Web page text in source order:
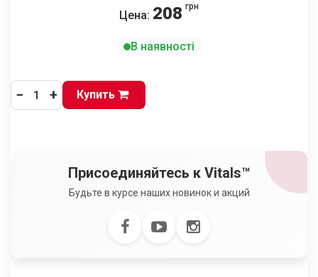
Цена: 208 грн
В наявності
− + Купить
Присоединяйтесь к Vitals™
Будьте в курсе наших новинок и акций